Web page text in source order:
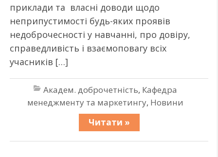
приклади та власні доводи щодо
неприпустимості будь-яких проявів
недоброчесності у навчанні, про довіру,
справедливість і взаємоповагу всіх
учасників […]
Академ. доброчетність, Кафедра
менеджменту та маркетингу, Новини
Читати »